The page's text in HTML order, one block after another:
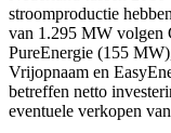
stroomproductie
van 1.295 MW volgen
PureEnergie (155
Vrijopnaam en
betreffen netto
eventuele verkopen